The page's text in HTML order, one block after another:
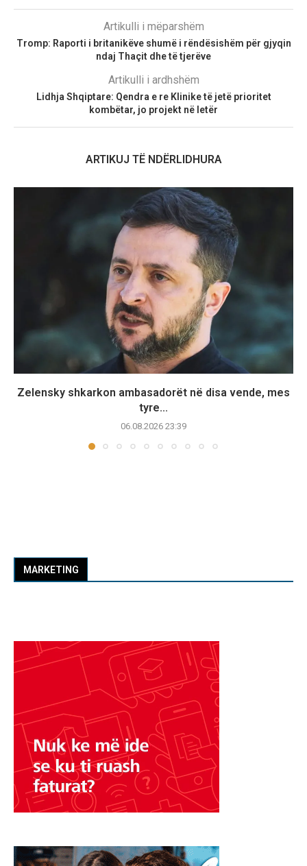
Artikulli i mëparshëm
Tromp: Raporti i britanikëve shumë i rëndësishëm për gjyqin
ndaj Thaçit dhe të tjerëve
Artikulli i ardhshëm
Lidhja Shqiptare: Qendra e re Klinike të jetë prioritet
kombëtar, jo projekt në letër
ARTIKUJ TË NDËRLIDHURA
Zelensky shkarkon ambasadorët në disa vende, mes
tyre...
06.08.2026 23:39
MARKETING